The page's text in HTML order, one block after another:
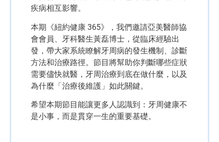
疾病相互影響。
本期《紐約健康 365》，我們邀請亞美醫師協
會會員、牙科醫生黃磊博士，從臨床經驗出
發，帶大家系統瞭解牙周病的發生機制、診斷
方法和治療路徑。節目將幫助你判斷哪些症狀
需要儘快就醫，牙周治療到底在做什麼，以及
為什麼「治療後維護」如此關鍵。
希望本期節目能讓更多人認識到：牙周健康不
是小事，而是貫穿一生的重要基礎。